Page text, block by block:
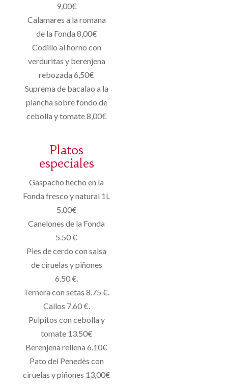
9,00€
Calamares a la romana
de la Fonda 8,00€
Codillo al horno con
verduritas y berenjena
rebozada 6,50€
Suprema de bacalao a la
plancha sobre fondo de
cebolla y tomate 8,00€
Platos
especiales
Gaspacho hecho en la
Fonda fresco y natural 1L
5,00€
Canelones de la Fonda
5.50 €
Pies de cerdo con salsa
de ciruelas y piñones
6.50 €.
Ternera con setas 8.75 €.
Callos 7.60 €.
Pulpitos con cebolla y
tomate 13.50€
Berenjena rellena 6,10€
Pato del Penedès con
ciruelas y piñones 13,00€